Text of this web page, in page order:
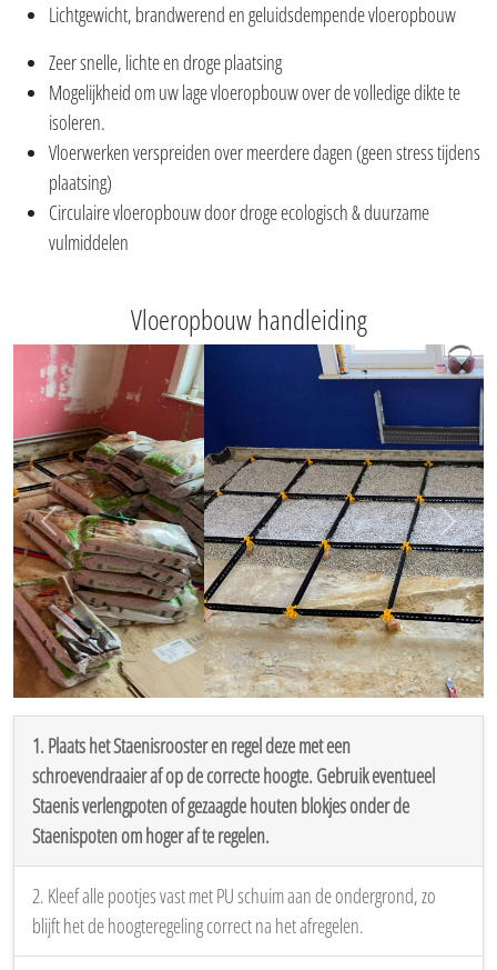
Lichtgewicht, brandwerend en geluidsdempende vloeropbouw
Zeer snelle, lichte en droge plaatsing
Mogelijkheid om uw lage vloeropbouw over de volledige dikte te
isoleren.
Vloerwerken verspreiden over meerdere dagen (geen stress tijdens
plaatsing)
Circulaire vloeropbouw door droge ecologisch & duurzame
vulmiddelen
Vloeropbouw handleiding
Vorige
1. Plaats het Staenisrooster en regel deze met een
schroevendraaier af op de correcte hoogte. Gebruik eventueel
Staenis verlengpoten of gezaagde houten blokjes onder de
Staenispoten om hoger af te regelen.
2. Kleef alle pootjes vast met PU schuim aan de ondergrond, zo
blijft het de hoogteregeling correct na het afregelen.